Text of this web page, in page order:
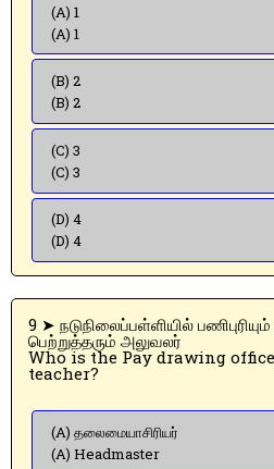
(A) 1
(A) 1
(B) 2
(B) 2
(C) 3
(C) 3
(D) 4
(D) 4
9 ➤ நடுநிலைப்பள்ளியில் பணிபுரியும் ஒரு ஆசிரியருக்கு ஊதியம்
பெற்றுத்தரும் அலுவலர்
Who is the Pay drawing
teacher?
(A) தலைமையாசிரியர்
(A) Headmaster